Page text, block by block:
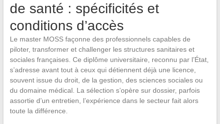
de santé : spécificités et
conditions d’accès
Le master MOSS façonne des professionnels capables de
piloter, transformer et challenger les structures sanitaires et
sociales françaises. Ce diplôme universitaire, reconnu par l’État,
s’adresse avant tout à ceux qui détiennent déjà une licence,
souvent issue du droit, de la gestion, des sciences sociales ou
du domaine médical. La sélection s’opère sur dossier, parfois
assortie d’un entretien, l’expérience dans le secteur fait alors
toute la différence.